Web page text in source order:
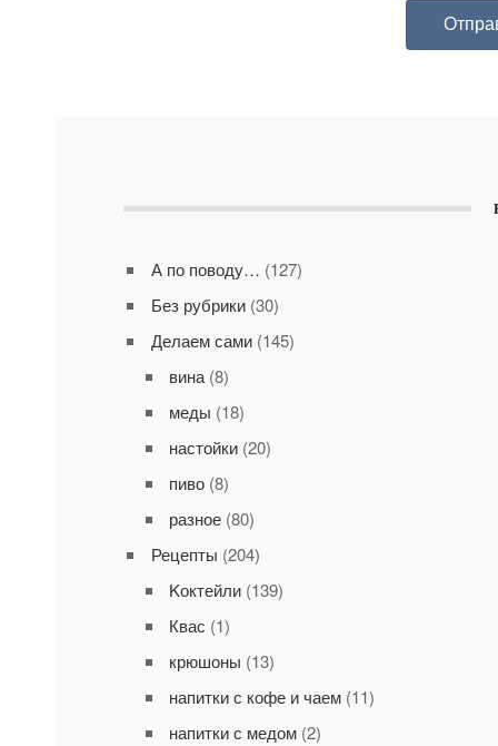
А по поводу… (127)
Без рубрики(30)
Делаем сами(145)
вина(8)
меды (18)
настойки(20)
пиво(8)
разное(80)
Рецепты (204)
Kоктейли(139)
Квас (1)
крюшоны (13)
напитки с кофе и чаем(11)
напитки с медом(2)